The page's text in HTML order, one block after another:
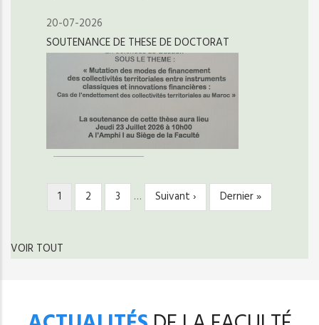
20-07-2026
SOUTENANCE DE THESE DE DOCTORAT
PAGINATION
Page
courante
1 Page
2 Page
3 …
Page
suivante
Suivant ›
Dernière
page
Dernier »
VOIR TOUT